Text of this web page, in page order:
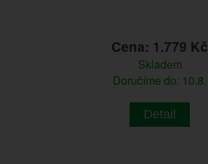
Cena: 1.779 Kč
Skladem
Doručíme do: 10.8.
Detail